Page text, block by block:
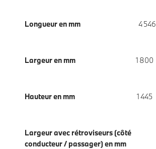
Longueur en mm 4 546
Largeur en mm 1 800
Hauteur en mm 1 445
Largeur avec rétroviseurs (côté
conducteur / passager) en mm